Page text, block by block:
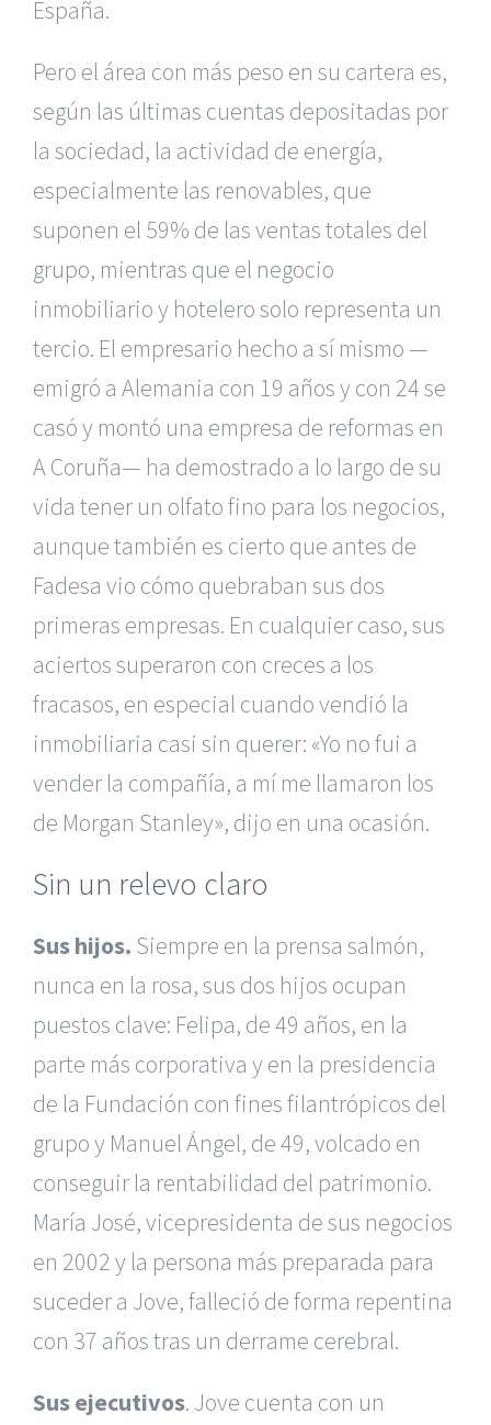
España.
Pero el área con más peso en su cartera es,
según las últimas cuentas depositadas por
la sociedad, la actividad de energía,
especialmente las renovables, que
suponen el 59% de las ventas totales del
grupo, mientras que el negocio
inmobiliario y hotelero solo representa un
tercio. El empresario hecho a sí mismo —
emigró a Alemania con 19 años y con 24 se
casó y montó una empresa de reformas en
A Coruña— ha demostrado a lo largo de su
vida tener un olfato fino para los negocios,
aunque también es cierto que antes de
Fadesa vio cómo quebraban sus dos
primeras empresas. En cualquier caso, sus
aciertos superaron con creces a los
fracasos, en especial cuando vendió la
inmobiliaria casi sin querer: «Yo no fui a
vender la compañía, a mí me llamaron los
de Morgan Stanley», dijo en una ocasión.
Sin un relevo claro
Sus hijos. Siempre en la prensa salmón,
nunca en la rosa, sus dos hijos ocupan
puestos clave: Felipa, de 49 años, en la
parte más corporativa y en la presidencia
de la Fundación con fines filantrópicos del
grupo y Manuel Ángel, de 49, volcado en
conseguir la rentabilidad del patrimonio.
María José, vicepresidenta de sus negocios
en 2002 y la persona más preparada para
suceder a Jove, falleció de forma repentina
con 37 años tras un derrame cerebral.
Sus ejecutivos. Jove cuenta con un